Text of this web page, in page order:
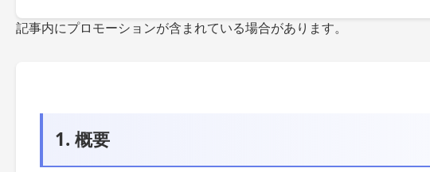
記事内にプロモーションが含まれている場合があります。
1. 概要